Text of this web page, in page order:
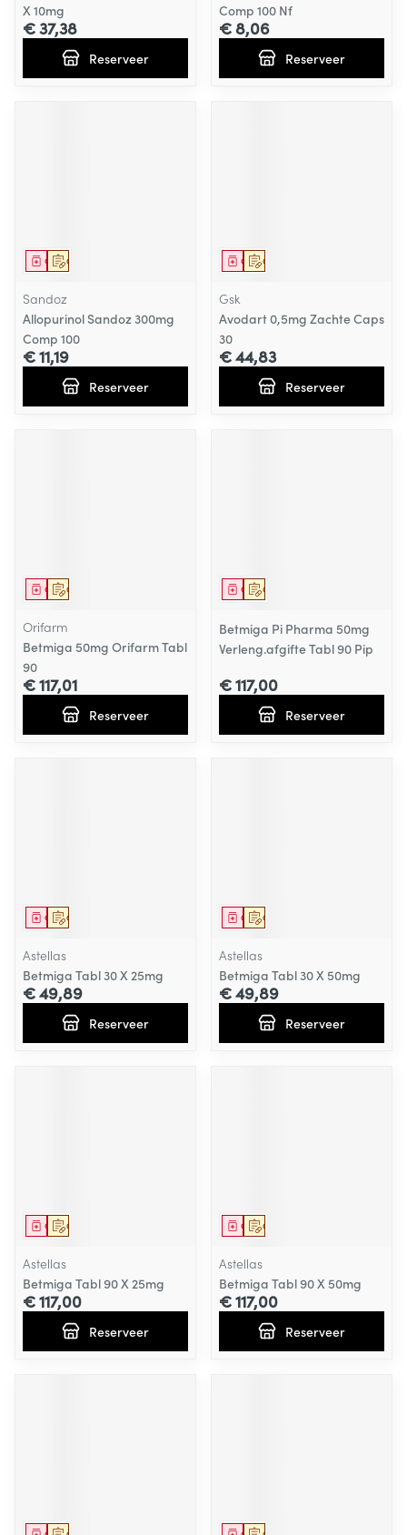
X 10mg
€ 37,38
Reserveer
Comp 100 Nf
€ 8,06
Reserveer
Op voorschrift
Geneesmiddel
Sandoz
Allopurinol Sandoz 300mg
Comp 100
€ 11,19
Reserveer
Op voorschrift
Geneesmiddel
Gsk
Avodart 0,5mg Zachte Caps
30
€ 44,83
Reserveer
Op voorschrift
Geneesmiddel
Orifarm
Betmiga 50mg Orifarm Tabl
90
€ 117,01
Reserveer
Op voorschrift
Geneesmiddel
Betmiga Pi Pharma 50mg
Verleng.afgifte Tabl 90 Pip
€ 117,00
Reserveer
Op voorschrift
Geneesmiddel
Astellas
Betmiga Tabl 30 X 25mg
€ 49,89
Reserveer
Op voorschrift
Geneesmiddel
Astellas
Betmiga Tabl 30 X 50mg
€ 49,89
Reserveer
Op voorschrift
Geneesmiddel
Astellas
Betmiga Tabl 90 X 25mg
€ 117,00
Reserveer
Op voorschrift
Geneesmiddel
Astellas
Betmiga Tabl 90 X 50mg
€ 117,00
Reserveer